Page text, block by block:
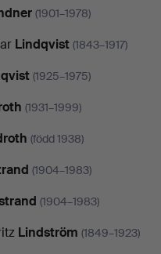
(1901–1978)
Lindqvist (1843–1917)
(1925–1975)
(1931–1999)
(född 1938)
(1904–1983)
(1904–1983)
Lindström (1849–1923)